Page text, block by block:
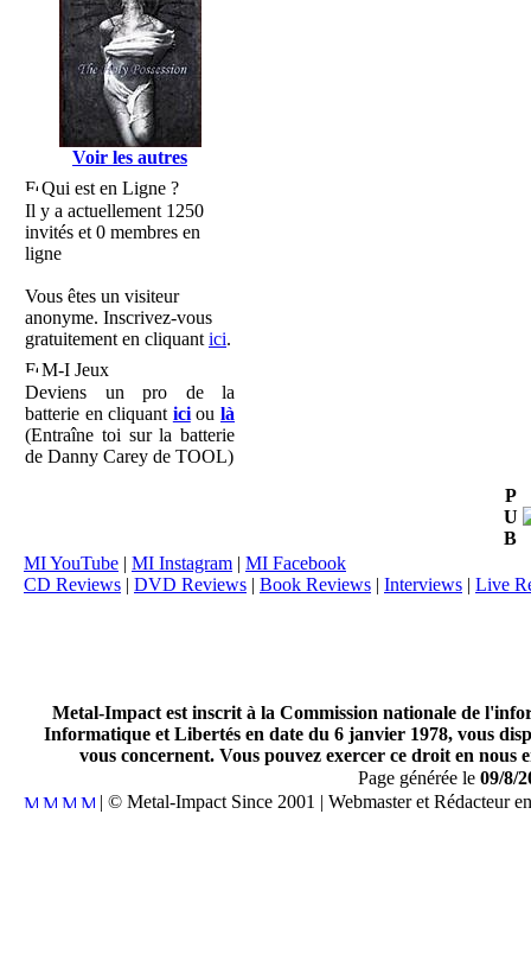
Voir les autres
Qui est en Ligne ?
Il y a actuellement 1250
invités et 0 membres en
ligne
Vous êtes un visiteur
anonyme. Inscrivez-vous
gratuitement en cliquant ici.
M-I Jeux
Deviens un pro de la
batterie en cliquant icioulà
(Entraîne toi sur la batterie
de Danny Carey de TOOL)
P
U
B
MI YouTube | MI Instagram | MI Facebook
CD Reviews | DVD Reviews | Book Reviews | Interviews | Live
Metal-Impact est inscrit à la Commission nationale de
Informatique et Libertés en date du 6 janvier 1978, vous
vous concernent. Vous pouvez exercer ce droit en
Page générée le 09/8/
| © Metal-Impact Since 2001 | Webmaster et Rédacteur